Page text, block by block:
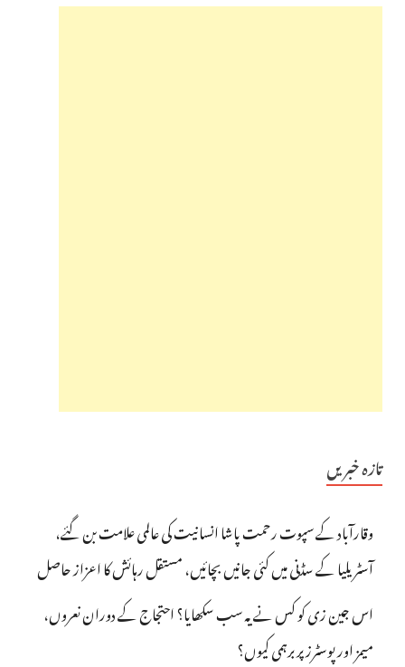
تازہ خبریں
وقارآباد کے سپوت رحمت پاشا انسانیت کی عالمی علامت بن گئے،
آسٹریلیا کے سڈنی میں کئی جانیں بچائیں، مستقل رہائش کا اعزاز حاصل
اس جین زی کو کس نے یہ سب سکھایا؟ احتجاج کے دوران نعروں،
میمز اور پوسٹرز پر برہمی کیوں؟